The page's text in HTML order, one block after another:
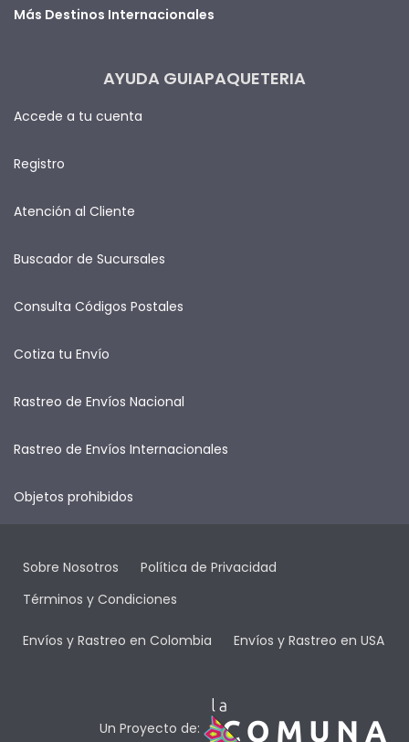
Más Destinos Internacionales
AYUDA GUIAPAQUETERIA
Accede a tu cuenta
Registro
Atención al Cliente
Buscador de Sucursales
Consulta Códigos Postales
Cotiza tu Envío
Rastreo de Envíos Nacional
Rastreo de Envíos Internacionales
Objetos prohibidos
Sobre Nosotros
Política de Privacidad
Términos y Condiciones
Envíos y Rastreo en Colombia Envíos y Rastreo en USA
Un Proyecto de: